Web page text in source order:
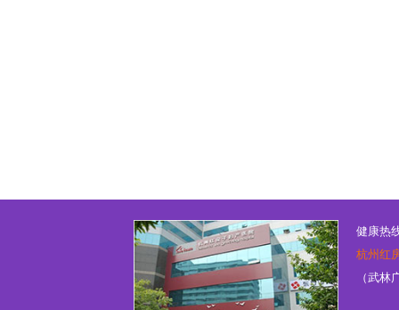
健康热
杭州红
（武